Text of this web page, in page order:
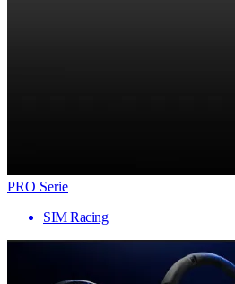
PRO Serie
SIM Racing